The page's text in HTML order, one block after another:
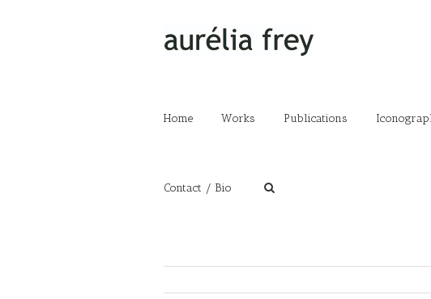
Home Works Publications
Contact / Bio